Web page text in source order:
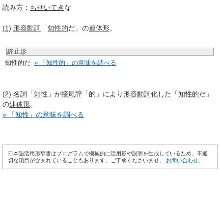
読み方： ちせいてき な
(1) 形容動詞 「知性的だ」の連体形。
終止形
知性的だ » 「知性的」の意味を調べる
(2) 名詞 「知性 」が接尾辞 「的」により形容動詞化した 「知性的だ」
の連体形。
» 「知性」の意味を調べる
日本語活用形辞書はプログラムで機械的に活用形や説明を生成しているため、不適
切な項目が含まれていることもあります。ご了承くださいませ。 お問い合わせ